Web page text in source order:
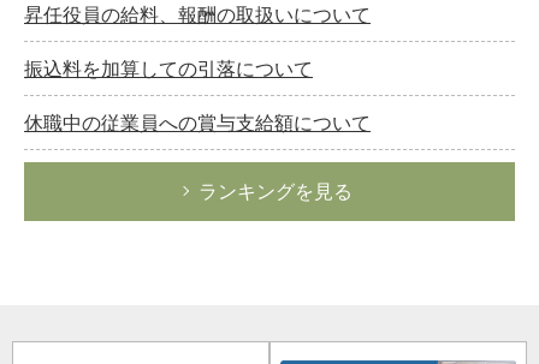
昇任役員の給料、報酬の取扱いについて
振込料を加算しての引落について
休職中の従業員への賞与支給額について
ランキングを見る